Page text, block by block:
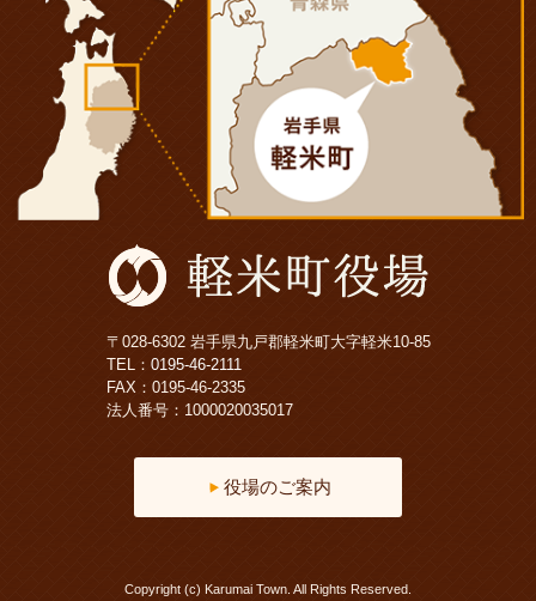
〒028-6302 岩手県九戸郡軽米町大字軽米10-85
TEL： 0195-46-2111
FAX：0195-46-2335
法人番号：1000020035017
役場のご案内
Copyright (c) Karumai Town. All Rights Reserved.